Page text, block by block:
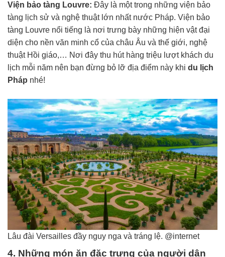
Viện bảo tàng Louvre: Đây là một trong những viện bảo
tàng lịch sử và nghệ thuật lớn nhất nước Pháp. Viện bảo
tàng Louvre nổi tiếng là nơi trưng bày những hiện vật đại
diện cho nền văn minh cổ của châu Âu và thế giới, nghệ
thuật Hồi giáo,… Nơi đây thu hút hàng triệu lượt khách du
lịch mỗi năm nên bạn đừng bỏ lỡ địa điểm này khi du lịch
Pháp nhé!
Lâu đài Versailles đầy nguy nga và tráng lệ. @internet
4. Những món ăn đặc trưng của người dân